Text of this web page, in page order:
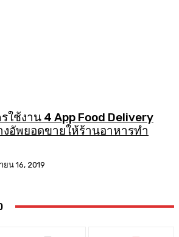
ใช้งาน 4 App Food Delivery
อัพยอดขายให้ร้านอาหารทำ
ยน 16, 2019